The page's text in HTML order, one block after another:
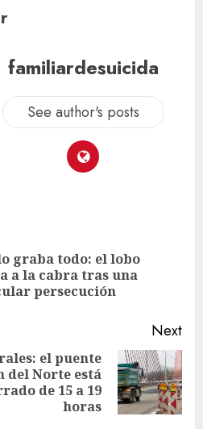
familiardesuicida
See author's posts
graba todo: el lobo
a la cabra tras una
persecución
Next
el puente
del Norte está
de 15 a 19
horas